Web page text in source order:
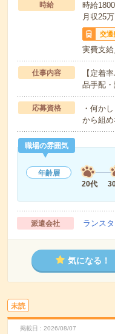
時給
時給
月収25
交通
実費支
仕事内容
【定着
品手配
応募資格
・何か
から組
職場の雰囲気
年齢層
20代
派遣会社 ランス
気になる！
未読
掲載日 2026/08/07